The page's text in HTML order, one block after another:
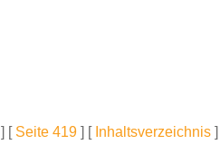
] [ Seite 419 ] [ Inhaltsverzeichnis ]